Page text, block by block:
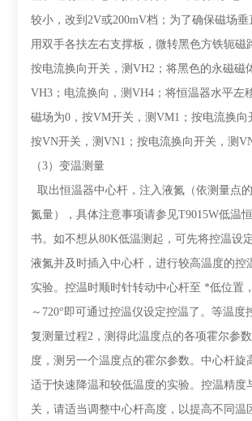
较小，改到2V或200mV档；为了确保磁场
用双手各扶左右支撑板，微转黑色方铁轭磁
按电流换向开关，测VH2 ；将黑色的永磁磁
VH3 ；电流换向，测VH4 ；将恒温器水平左
磁场为0 ，按VM开关，测VM1 ；按电流换
按VN开关，测VN1 ；按电流换向开关，测
（3）变温测量
取出恒温器中心杆，注入液氮（依测量点
氮量），具体注意事项请参见T9015W低温
书。如不想从80K低温测起，可先将控温设
液氮并及时插入中心杆，进行较高温度的控
实验。控温时顺时针转动中心杆至 *低位置
～ 720°即可通过控温仪设定控温了。等温度
复测量过程2 ，测得此温度点的各项霍尔参
度，测另一个温度点的霍尔参数。中心杆旋
适于快速降温和较低温度的实验。控温精度
关，请适当调整中心杆高度，以提高不同温